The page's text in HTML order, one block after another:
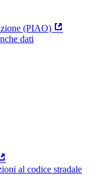
(PIAO)
dati
al codice stradale